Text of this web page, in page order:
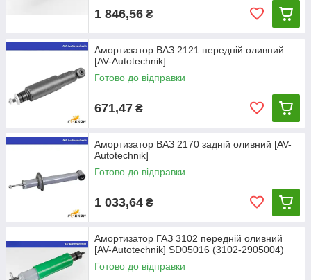
1 846,56 ₴
Амортизатор ВАЗ 2121 передній оливний
[AV-Autotechnik]
Готово до відправки
671,47 ₴
Амортизатор ВАЗ 2170 задній оливний [AV-
Autotechnik]
Готово до відправки
1 033,64 ₴
Амортизатор ГАЗ 3102 передній оливний
[AV-Autotechnik] SD05016 (3102-2905004)
Готово до відправки